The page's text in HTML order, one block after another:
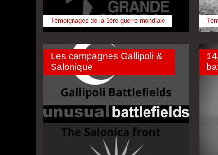
Témoignages de la 1ère guerre mondiale
Les campagnes Gallipoli &
Salonique